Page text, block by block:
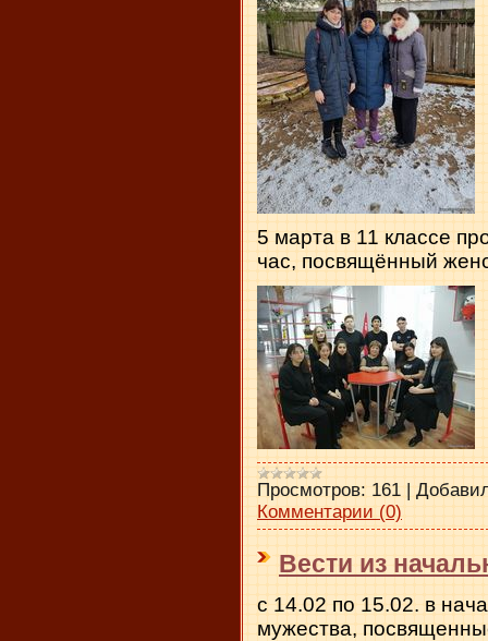
5 марта в 11 классе
час, посвящённый
Просмотров: 161
Комментарии (0)
Вести из
с 14.02 по 15.02. в
мужества,